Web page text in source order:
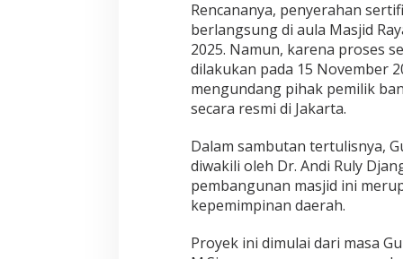
Rencananya, penyerahan
berlangsung di aula Masjid
2025. Namun, karena proses
dilakukan pada 15 November
mengundang pihak pemilik
secara resmi di Jakarta.
Dalam sambutan tertulisnya,
diwakili oleh Dr. Andi Ruly
pembangunan masjid ini
kepemimpinan daerah.
Proyek ini dimulai dari masa